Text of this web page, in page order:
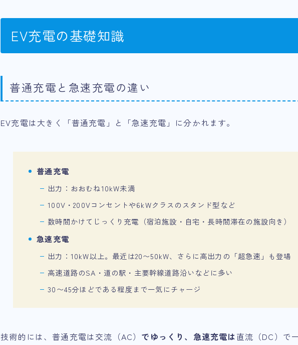
EV充電の基礎知識
普通充電と急速充電の違い
EV充電は大きく「普通充電」と「急速充電」に分かれます。
普通充電
出力：おおむね10kW未満
100V・200Vコンセントや6kWクラスのスタンド型など
数時間かけてじっくり充電（宿泊施設・自宅・長時間滞在の施設向き）
急速充電
出力：10kW以上。最近は20〜50kW、さらに高出力の「超急速」も登場
高速道路のSA・道の駅・主要幹線道路沿いなどに多い
30〜45分ほどである程度まで一気にチャージ
技術的には、普通充電は交流（AC） でゆっくり、急速充電は直流（DC）で